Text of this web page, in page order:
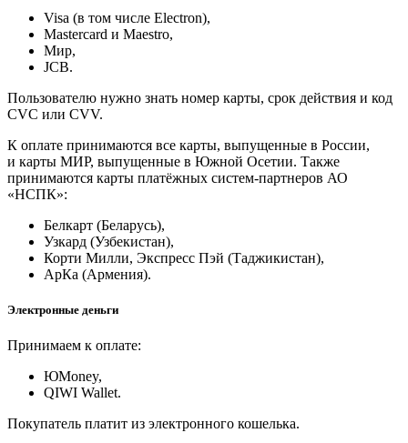
Visa (в том числе Electron),
Masterсard и Maestro,
Мир,
JCB.
Пользователю нужно знать номер карты, срок действия и код
CVC или CVV.
К оплате принимаются все карты, выпущенные в России,
и карты МИР, выпущенные в Южной Осетии. Также
принимаются карты платёжных систем-партнеров АО
«НСПК»:
Белкарт (Беларусь),
Узкард (Узбекистан),
Корти Милли, Экспресс Пэй (Таджикистан),
АрКа (Армения).
Электронные деньги
Принимаем к оплате:
ЮMoney,
QIWI Wallet.
Покупатель платит из электронного кошелька.